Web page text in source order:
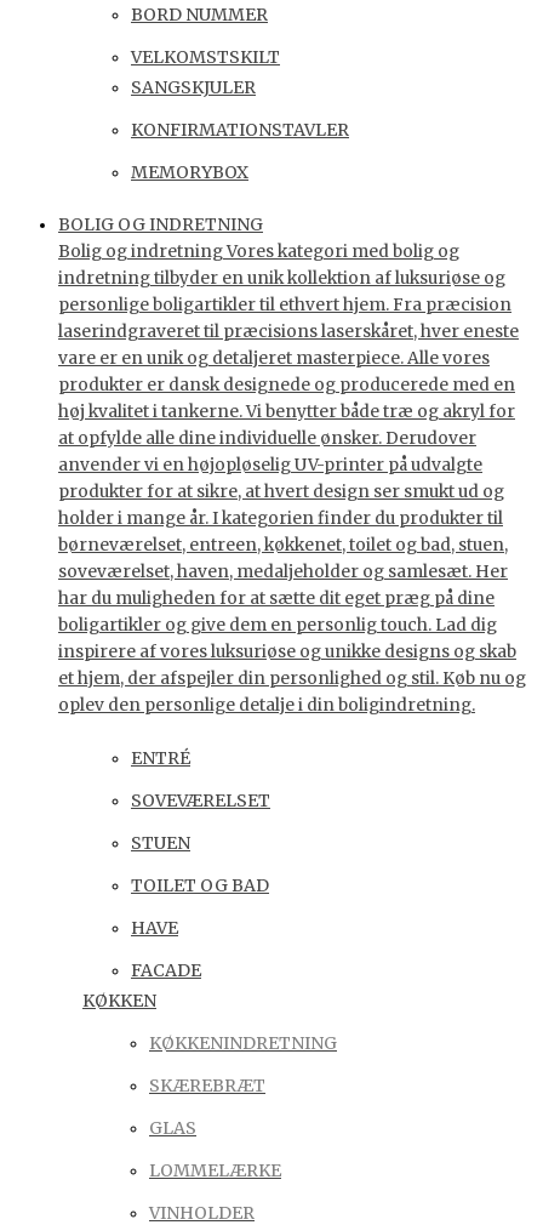
BORD NUMMER
VELKOMSTSKILT
SANGSKJULER
KONFIRMATIONSTAVLER
MEMORYBOX
BOLIG OG INDRETNING
Bolig og indretning Vores kategori med bolig og
indretning tilbyder en unik kollektion af luksuriøse og
personlige boligartikler til ethvert hjem. Fra præcision
laserindgraveret til præcisions laserskåret, hver eneste
vare er en unik og detaljeret masterpiece. Alle vores
produkter er dansk designede og producerede med en
høj kvalitet i tankerne. Vi benytter både træ og akryl for
at opfylde alle dine individuelle ønsker. Derudover
anvender vi en højopløselig UV-printer på udvalgte
produkter for at sikre, at hvert design ser smukt ud og
holder i mange år. I kategorien finder du produkter til
børneværelset, entreen, køkkenet, toilet og bad, stuen,
soveværelset, haven, medaljeholder og samlesæt. Her
har du muligheden for at sætte dit eget præg på dine
boligartikler og give dem en personlig touch. Lad dig
inspirere af vores luksuriøse og unikke designs og skab
et hjem, der afspejler din personlighed og stil. Køb nu og
oplev den personlige detalje i din boligindretning.
ENTRÉ
SOVEVÆRELSET
STUEN
TOILET OG BAD
HAVE
FACADE
KØKKEN
KØKKENINDRETNING
SKÆREBRÆT
GLAS
LOMMELÆRKE
VINHOLDER